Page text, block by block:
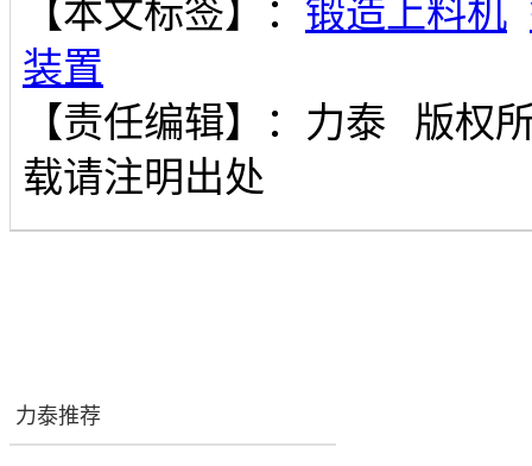
【本文标签】： 锻造上料机
装置
【责任编辑】： 力泰
版权
载请注明出处
力泰推荐